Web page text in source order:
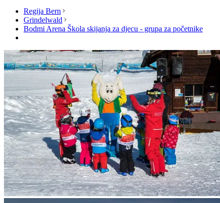
Regija Bern
Grindelwald
Bodmi Arena Škola skijanja za djecu - grupa za početnike